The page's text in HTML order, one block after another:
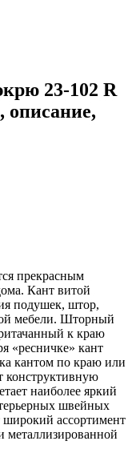
23-102 R
описание,
прекрасным
Кант витой
подушек, штор,
мебели. Шторный
к краю
«ресничке» кант
кантом по краю или
конструктивную
наиболее яркий
швейных
ассортимент
металлизированной